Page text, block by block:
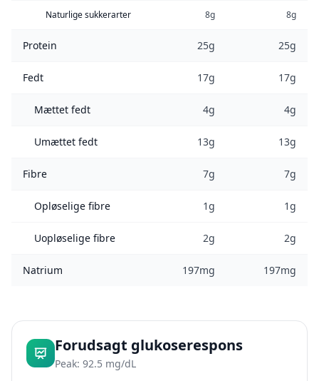
Naturlige sukkerarter 8g 8g
Protein 25g 25g
Fedt 17g 17g
Mættet fedt 4g 4g
Umættet fedt 13g 13g
Fibre 7g 7g
Opløselige fibre 1g 1g
Uopløselige fibre 2g 2g
Natrium 197mg 197mg
Forudsagt glukoserespons
Peak: 92.5 mg/dL